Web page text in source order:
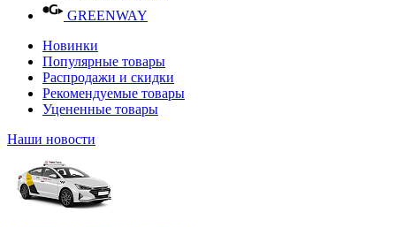
GREENWAY
Новинки
Популярные товары
Распродажи и скидки
Рекомендуемые товары
Уцененные товары
Наши новости